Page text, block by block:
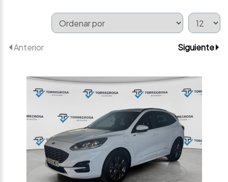
Anterior Siguiente